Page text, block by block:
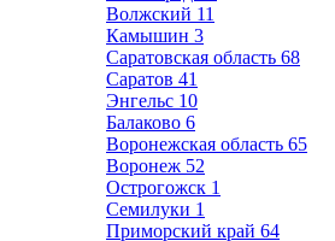
Волжский 11
Камышин 3
Саратовская область 68
Саратов 41
Энгельс 10
Балаково 6
Воронежская область 65
Воронеж 52
Острогожск 1
Семилуки 1
Приморский край 64